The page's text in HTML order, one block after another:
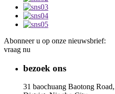
Abonneer u op onze nieuwsbrief:
vraag nu
bezoek ons
31 baochuang Baotong